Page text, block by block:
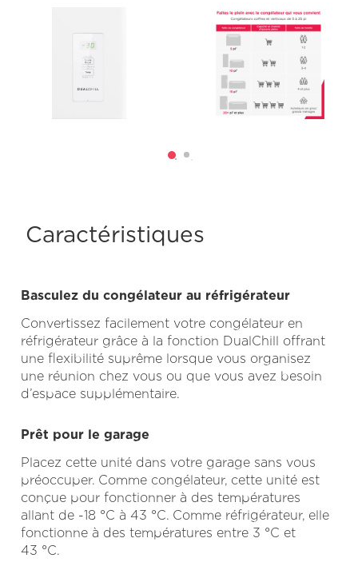
Caractéristiques
Basculez du congélateur au réfrigérateur
Convertissez facilement votre congélateur en
réfrigérateur grâce à la fonction DualChill offrant
une flexibilité suprême lorsque vous organisez
une réunion chez vous ou que vous avez besoin
d’espace supplémentaire.
Prêt pour le garage
Placez cette unité dans votre garage sans vous
préoccuper. Comme congélateur, cette unité est
conçue pour fonctionner à des températures
allant de -18 °C à 43 °C. Comme réfrigérateur, elle
fonctionne à des températures entre 3 °C et
43 °C.